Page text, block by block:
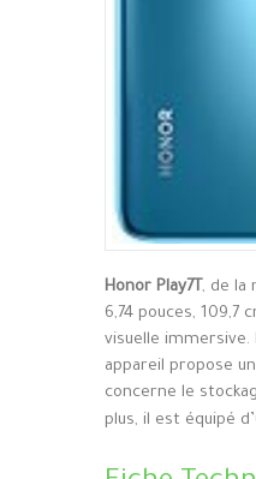
Honor Play7T, de la
6,74 pouces,
visuelle immersive.
appareil propose
concerne le
plus, il est équipé